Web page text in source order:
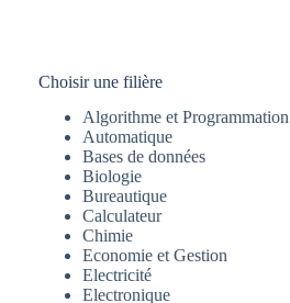
Choisir une filière
Algorithme et Programmation
Automatique
Bases de données
Biologie
Bureautique
Calculateur
Chimie
Economie et Gestion
Electricité
Electronique